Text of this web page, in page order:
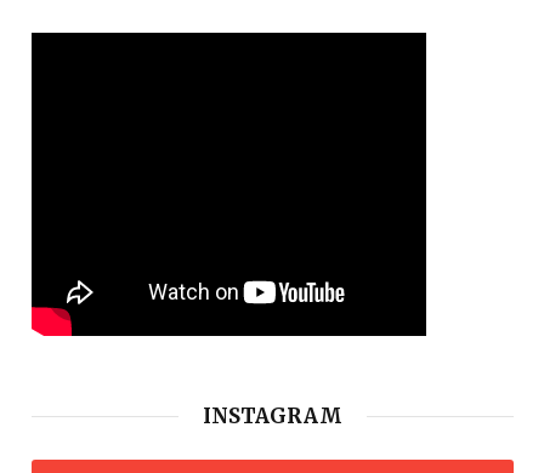
INSTAGRAM